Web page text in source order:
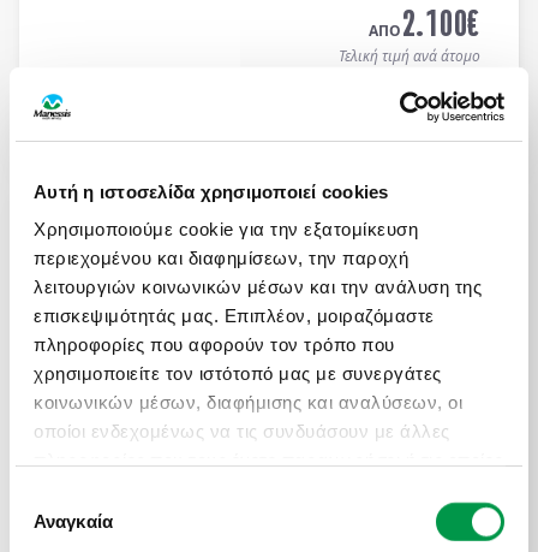
Αυτή η ιστοσελίδα χρησιμοποιεί cookies
Χρησιμοποιούμε cookie για την εξατομίκευση
περιεχομένου και διαφημίσεων, την παροχή
λειτουργιών κοινωνικών μέσων και την ανάλυση της
επισκεψιμότητάς μας. Επιπλέον, μοιραζόμαστε
πληροφορίες που αφορούν τον τρόπο που
χρησιμοποιείτε τον ιστότοπό μας με συνεργάτες
κοινωνικών μέσων, διαφήμισης και αναλύσεων, οι
οποίοι ενδεχομένως να τις συνδυάσουν με άλλες
χρήση των υπηρεσιών τους.
συγκατάθεσης
Αναγκαία
ΑΠΟ2.100€
Τελική τιμή ανά άτομο
ΑΤΟΜΙΚΟ ΤΑΞΙΔΙ ΜΕ ΣΑΦΑΡΙ ΣΤΗΝ ΚΕΝΥΑ &
ΜΟΜΠΑΣΑ
Πληροφορίες
Αναχωρήσεις
13 ημέρες / 10 νύχτες αεροπορικώς σε Ναϊρόμπι -
Αμποσέλι - Ανατολικό Τσάβο - Μομπάσα - Wasini
Island. Αναχωρήσεις κάθε Τρίτη & Πέμπτη από
19/04 έως 10/12/2026 (επιστροφή). Οργανωμένα
Ατομικά Ταξίδια με ελάχιστη συμμετοχή 2 ατόμων.
ON REQUEST
ΑΠΟ3.450